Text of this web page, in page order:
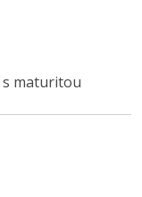
maturitou